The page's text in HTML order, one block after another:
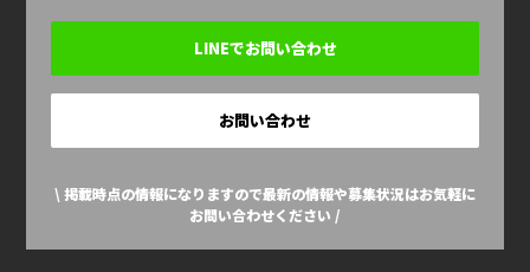
LINEでお問い合わせ
お問い合わせ
\ 掲載時点の情報になりますので最新の情報や募集状況はお気軽に
お問い合わせください /